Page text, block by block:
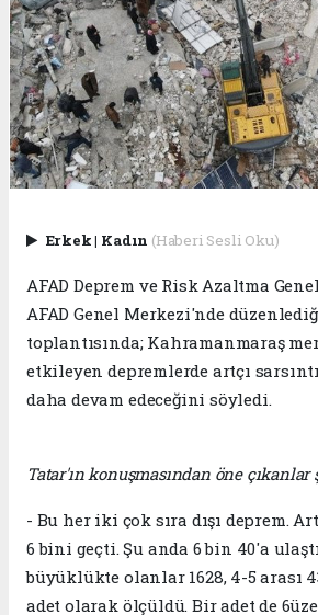
Erkek| Kadın (Haberi Sesli Oku)
AFAD Deprem ve Risk Azaltma
AFAD Genel Merkezi'nde
toplantısında; Kahramanmaraş
etkileyen depremlerde artçı
daha devam edeceğini söyledi.
Tatar'ın konuşmasından öne çıkanlar
- Bu her iki çok sıra dışı deprem.
6 bini geçti. Şu anda 6 bin 40'a
büyüklükte olanlar 1628, 4-5 arası
adet olarak ölçüldü. Bir adet de